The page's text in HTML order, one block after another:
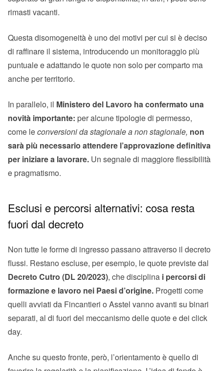
rimasti vacanti.
Questa disomogeneità è uno dei motivi per cui si è deciso
di raffinare il sistema, introducendo un monitoraggio più
puntuale e adattando le quote non solo per comparto ma
anche per territorio.
In parallelo, il Ministero del Lavoro ha confermato una
novità importante: per alcune tipologie di permesso,
come leconversioni da stagionale a non stagionale, non
sarà più necessario attendere l’approvazione definitiva
per iniziare a lavorare. Un segnale di maggiore flessibilità
e pragmatismo.
Esclusi e percorsi alternativi: cosa resta
fuori dal decreto
Non tutte le forme di ingresso passano attraverso il decreto
flussi. Restano escluse, per esempio, le quote previste dal
Decreto Cutro (DL 20/2023), che disciplina i percorsi di
formazione e lavoro nei Paesi d’origine. Progetti come
quelli avviati da Fincantieri o Asstel vanno avanti su binari
separati, al di fuori del meccanismo delle quote e dei click
day.
Anche su questo fronte, però, l’orientamento è quello di